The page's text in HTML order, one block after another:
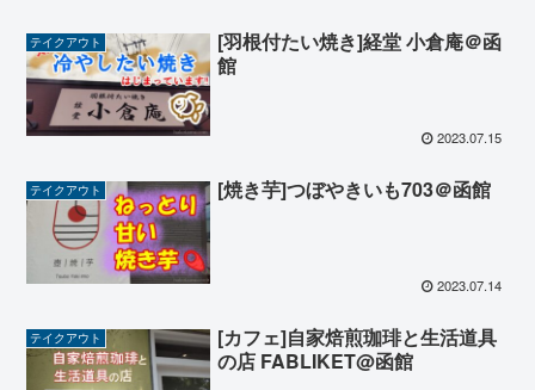
テイクアウト
[羽根付たい焼き]経堂 小倉庵＠函
館
2023.07.15
テイクアウト [焼き芋]つぼやきいも703＠函館
2023.07.14
テイクアウト
[カフェ]自家焙煎珈琲と生活道具
の店 FABLIKET@函館